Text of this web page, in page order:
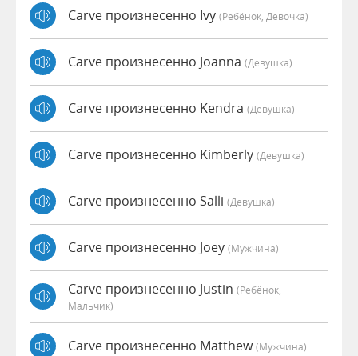
Carve произнесенно Ivy (Ребёнок, Девочка)
Carve произнесенно Joanna (девушка)
Carve произнесенно Kendra (девушка)
Carve произнесенно Kimberly (девушка)
Carve произнесенно Salli (девушка)
Carve произнесенно Joey (мужчина)
Carve произнесенно Justin (Ребёнок,
Мальчик)
Carve произнесенно Matthew(мужчина)